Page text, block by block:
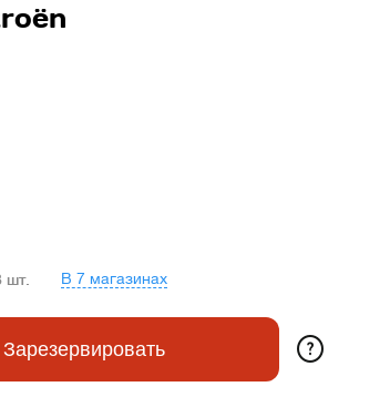
шт. В 7 магазинах
Зарезервировать ?